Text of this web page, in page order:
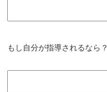
もし自分が指導されるなら？